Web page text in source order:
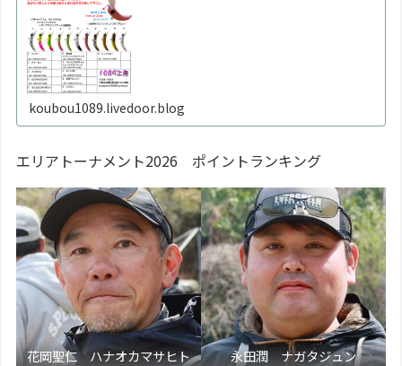
koubou1089.livedoor.blog
エリアトーナメント2026 ポイントランキング
花岡聖仁 ハナオカマサヒト 永田潤 ナガタジュン